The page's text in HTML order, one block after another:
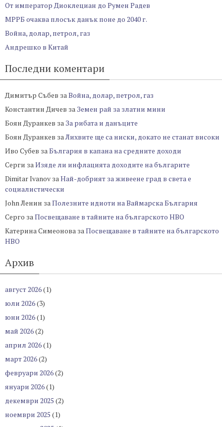
От император Диоклециан до Румен Радев
МРРБ очаква плосък данък поне до 2040 г.
Война, долар, петрол, газ
Андрешко в Китай
Последни коментари
Димитър Събев заВойна, долар, петрол, газ
Константин Дичев за Земен рай за златни мини
Боян Дуранкев за За рибата и данъците
Боян Дуранкев заЛихвите ще са ниски, докато не станат високи
Иво Субев заБългария в капана на средните доходи
Серги заИзяде ли инфлацията доходите на българите
Dimitar Ivanov заНай-добрият за живеене град в света е
социалистически
John Ленин заПолезните идиоти на Ваймарска България
Серго заПосвещаване в тайните на българското НВО
Катерина Симеонова заПосвещаване в тайните на българското
НВО
Архив
август 2026(1)
юли 2026(3)
юни 2026(1)
май 2026(2)
април 2026(1)
март 2026(2)
февруари 2026(2)
януари 2026(1)
декември 2025 (2)
ноември 2025 (1)